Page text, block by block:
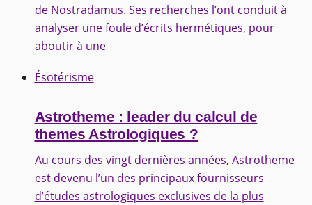
de Nostradamus. Ses recherches l’ont conduit à
analyser une foule d’écrits hermétiques, pour
aboutir à une
Ésotérisme
Astrotheme : leader du calcul de
themes Astrologiques ?
Au cours des vingt dernières années, Astrotheme
est devenu l’un des principaux fournisseurs
d’études astrologiques exclusives de la plus